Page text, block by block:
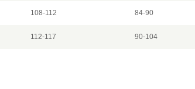
108-112 84-90
112-117 90-104